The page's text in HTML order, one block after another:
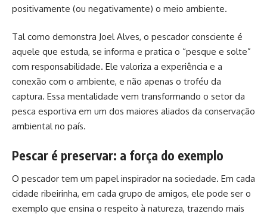
positivamente (ou negativamente) o meio ambiente.
Tal como demonstra Joel Alves, o pescador consciente é
aquele que estuda, se informa e pratica o “pesque e solte”
com responsabilidade. Ele valoriza a experiência e a
conexão com o ambiente, e não apenas o troféu da
captura. Essa mentalidade vem transformando o setor da
pesca esportiva em um dos maiores aliados da conservação
ambiental no país.
Pescar é preservar: a força do exemplo
O pescador tem um papel inspirador na sociedade. Em cada
cidade ribeirinha, em cada grupo de amigos, ele pode ser o
exemplo que ensina o respeito à natureza, trazendo mais